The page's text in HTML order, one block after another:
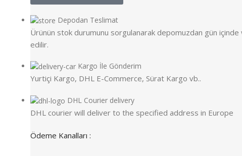
Depodan Teslimat
Ürünün stok durumunu sorgulanarak depomuzdan gün
edilir.
Kargo İle Gönderim
Yurtiçi Kargo, DHL E-Commerce, Sürat Kargo vb..
DHL Courier delivery
DHL courier will deliver to the specified address in Europe
Ödeme Kanalları :